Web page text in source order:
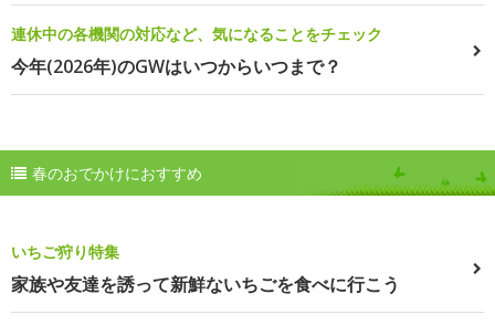
連休中の各機関の対応など、気になることをチェック
今年(2026年)のGWはいつからいつまで？
春のおでかけにおすすめ
いちご狩り特集
家族や友達を誘って新鮮ないちごを食べに行こう